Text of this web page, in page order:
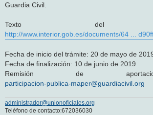
Guardia Civil.
Texto del
http://www.interior.gob.es/documents/64 ...
Fecha de inicio del trámite: 20 de mayo de
Fecha de finalización: 10 de junio de 2019
Remisión de
participacion-publica-maper@guardiacivil.org
administrador@unionoficiales.org
Teléfono de contacto:672036030